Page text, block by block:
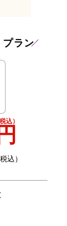
プラン
円
税込）
込）